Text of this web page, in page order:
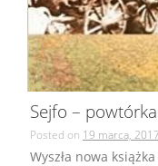
Sejfo –
Posted on 19 marca, 2017
Wyszła nowa